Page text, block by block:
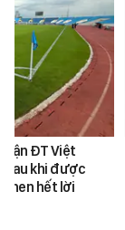
ĐT Việt
sau khi được
hết lời